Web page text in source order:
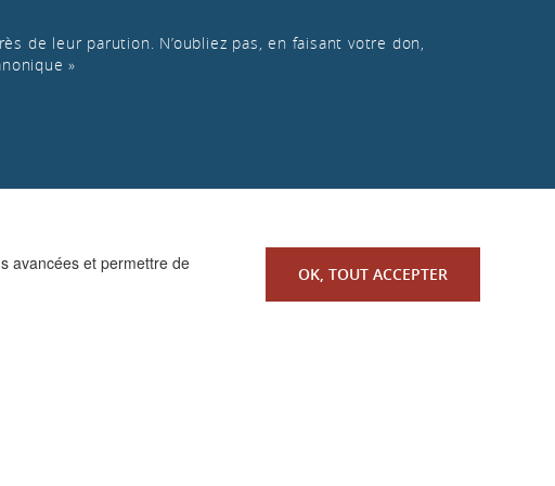
avancées et permettre de
OK, TOUT ACCEPTER
de leur parution. N’oubliez pas, en faisant votre don,
»